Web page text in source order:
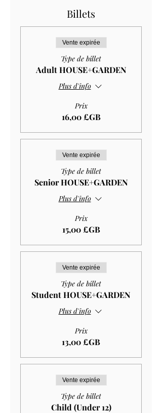
Billets
Vente expirée
Type de billet
Adult HOUSE+GARDEN
Plus d'info
Prix
16,00 £GB
Vente expirée
Type de billet
Senior HOUSE+GARDEN
Plus d'info
Prix
15,00 £GB
Vente expirée
Type de billet
Student HOUSE+GARDEN
Plus d'info
Prix
13,00 £GB
Vente expirée
Type de billet
Child (Under 12)